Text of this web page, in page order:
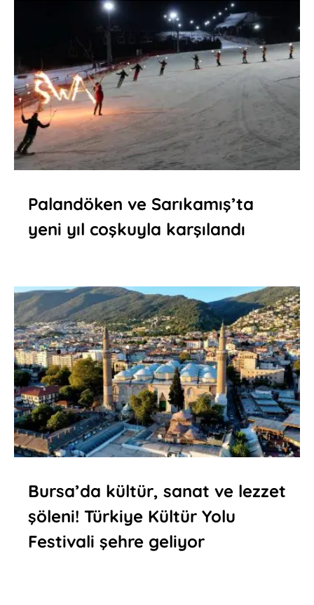
Palandöken ve Sarıkamış’ta
yeni yıl coşkuyla karşılandı
Bursa’da kültür, sanat ve lezzet
şöleni! Türkiye Kültür Yolu
Festivali şehre geliyor